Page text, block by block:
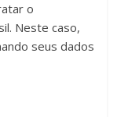
o
Neste caso,
seus dados